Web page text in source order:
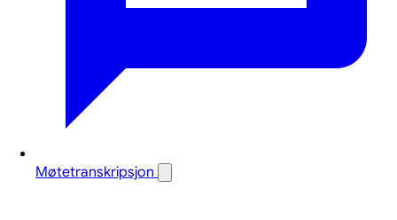
Møtetranskripsjon